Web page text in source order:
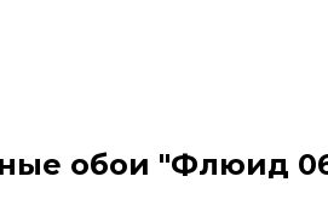
обои "Флюид